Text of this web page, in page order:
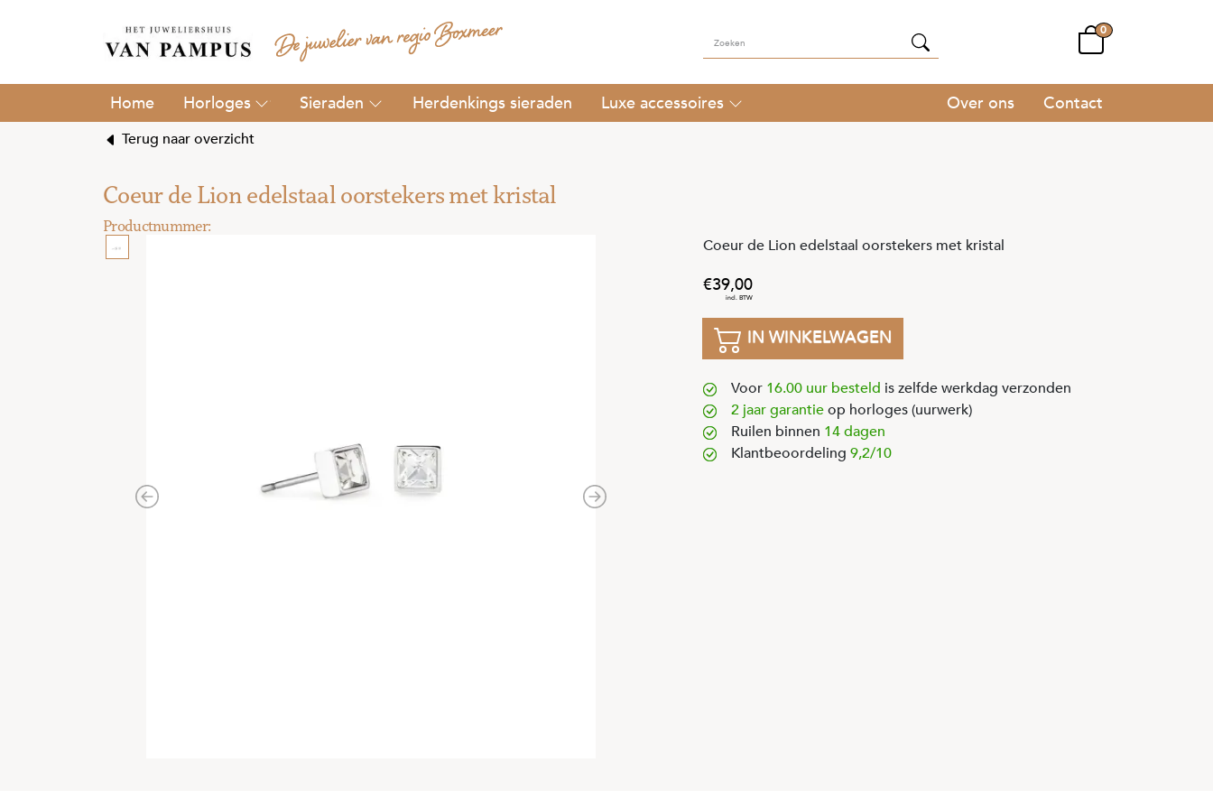
0
Horloges Sieraden Herdenkings sieraden Luxe accessoires Over ons Contact
Terug naar overzicht
Coeur de Lion edelstaal oorstekers met kristal
Previous Next
Coeur de Lion edelstaal oorstekers met kristal
39,00
IN WINKELWAGEN
Voor 16.00 uur besteld is zelfde werkdag verzonden
2 jaar garantieop horloges (uurwerk)
Ruilen binnen 14 dagen
Klantbeoordeling 9,2/10